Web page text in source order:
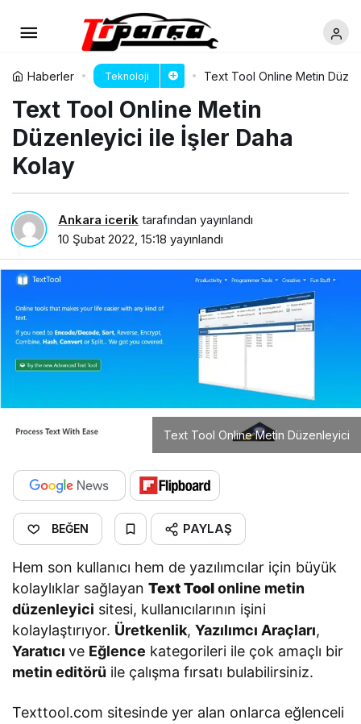
Haberler Teknoloji Text Tool Online Metin
Text Tool Online Metin
Düzenleyici ile İşler Daha
Kolay
Ankara icerik tarafından yayınlandı
10 Şubat 2022, 15:18 yayınlandı
Text Tool Online Metin Düzenleyici
BEĞEN PAYLAŞ
Hem son kullanıcı hem de yazılımcılar için büyük
kolaylıklar sağlayanText Toolonline metin
düzenleyici sitesi, kullanıcılarının işini
kolaylaştırıyor. Üretkenlik,Yazılımcı Araçları,
Yaratıcıve Eğlence kategorileri ile çok amaçlı bir
metin editörü ile çalışma fırsatı bulabilirsiniz.
Texttool.com sitesinde yer alan onlarca eğlenceli